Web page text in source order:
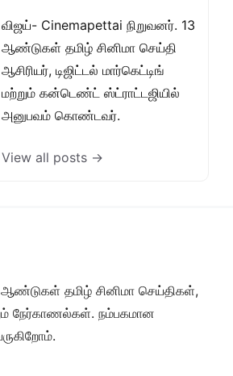
விஜய்- Cinemapettai நிறுவனர். 13
ஆண்டுகள் தமிழ் சினிமா செய்தி
ஆசிரியர், டிஜிட்டல் மார்கெட்டிங்
மற்றும் கன்டெண்ட் ஸ்ட்ராட்டஜியில்
அனுபவம் கொண்டவர்.
View all posts →
ஆண்டுகள் தமிழ் சினிமா செய்திகள்,
நேர்காணல்கள். நம்பகமான